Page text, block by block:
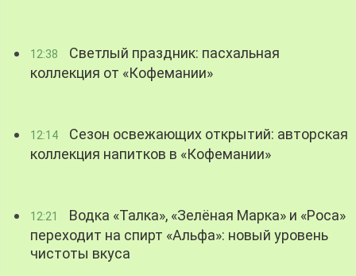
12:38
Светлый праздник: пасхальная
коллекция от «Кофемании»
12:14
Сезон освежающих открытий: авторская
коллекция напитков в «Кофемании»
12:21
Водка «Талка», «Зелёная Марка» и «Роса»
переходит на спирт «Альфа»: новый уровень
чистоты вкуса